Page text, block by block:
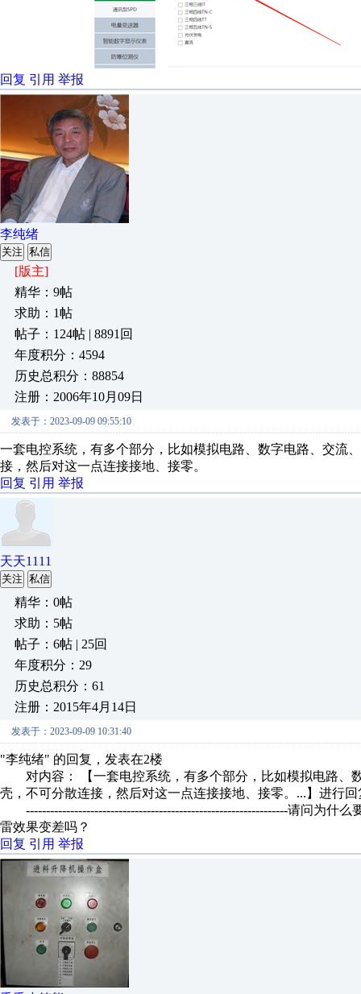
回复 引用 举报
李纯绪
关注 私信
[版主]
精华：9帖
求助：1帖
帖子：124帖 | 8891回
年度积分：4594
历史总积分：88854
注册：2006年10月09日
发表于：2023-09-09 09:55:10
一套电控系统，有多个部分，比如模拟电路、数字电路、交流
接，然后对这一点连接接地、接零。
回复 引用 举报
天天1111
关注 私信
精华：0帖
求助：5帖
帖子：6帖 | 25回
年度积分：29
历史总积分：61
注册：2015年4月14日
发表于：2023-09-09 10:31:40
"李纯绪" 的回复，发表在2楼
对内容： 【一套电控系统，有多个部分，比如模拟电路、
壳，不可分散连接，然后对这一点连接接地、接零。...】进行回
-----------------------------------------------------------------请问为什
雷效果变差吗？
回复 引用 举报